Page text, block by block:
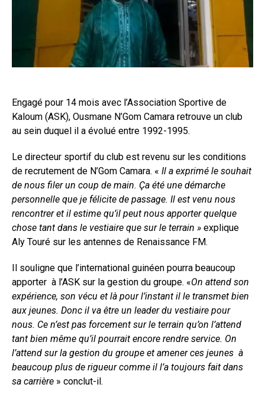
Engagé pour 14 mois avec l’Association Sportive de
Kaloum (ASK), Ousmane N’Gom Camara retrouve un club
au sein duquel il a évolué entre 1992-1995.
Le directeur sportif du club est revenu sur les conditions
de recrutement de N’Gom Camara. « Il a exprimé le souhait
de nous filer un coup de main. Ça été une démarche
personnelle que je félicite de passage. Il est venu nous
rencontrer et il estime qu’il peut nous apporter quelque
chose tant dans le vestiaire que sur le terrain » explique
Aly Touré sur les antennes de Renaissance FM.
Il souligne que l’international guinéen pourra beaucoup
apporter à l’ASK sur la gestion du groupe. «On attend son
expérience, son vécu et là pour l’instant il le transmet bien
aux jeunes. Donc il va être un leader du vestiaire pour
nous. Ce n’est pas forcement sur le terrain qu’on l’attend
tant bien même qu’il pourrait encore rendre service. On
l’attend sur la gestion du groupe et amener ces jeunes à
beaucoup plus de rigueur comme il l’a toujours fait dans
sa carrière » conclut-il.